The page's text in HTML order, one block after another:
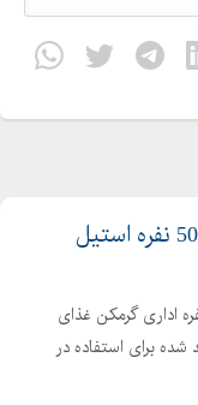
غذای 50 نفره اداری گرمکن غذای
شده برای استفاده در